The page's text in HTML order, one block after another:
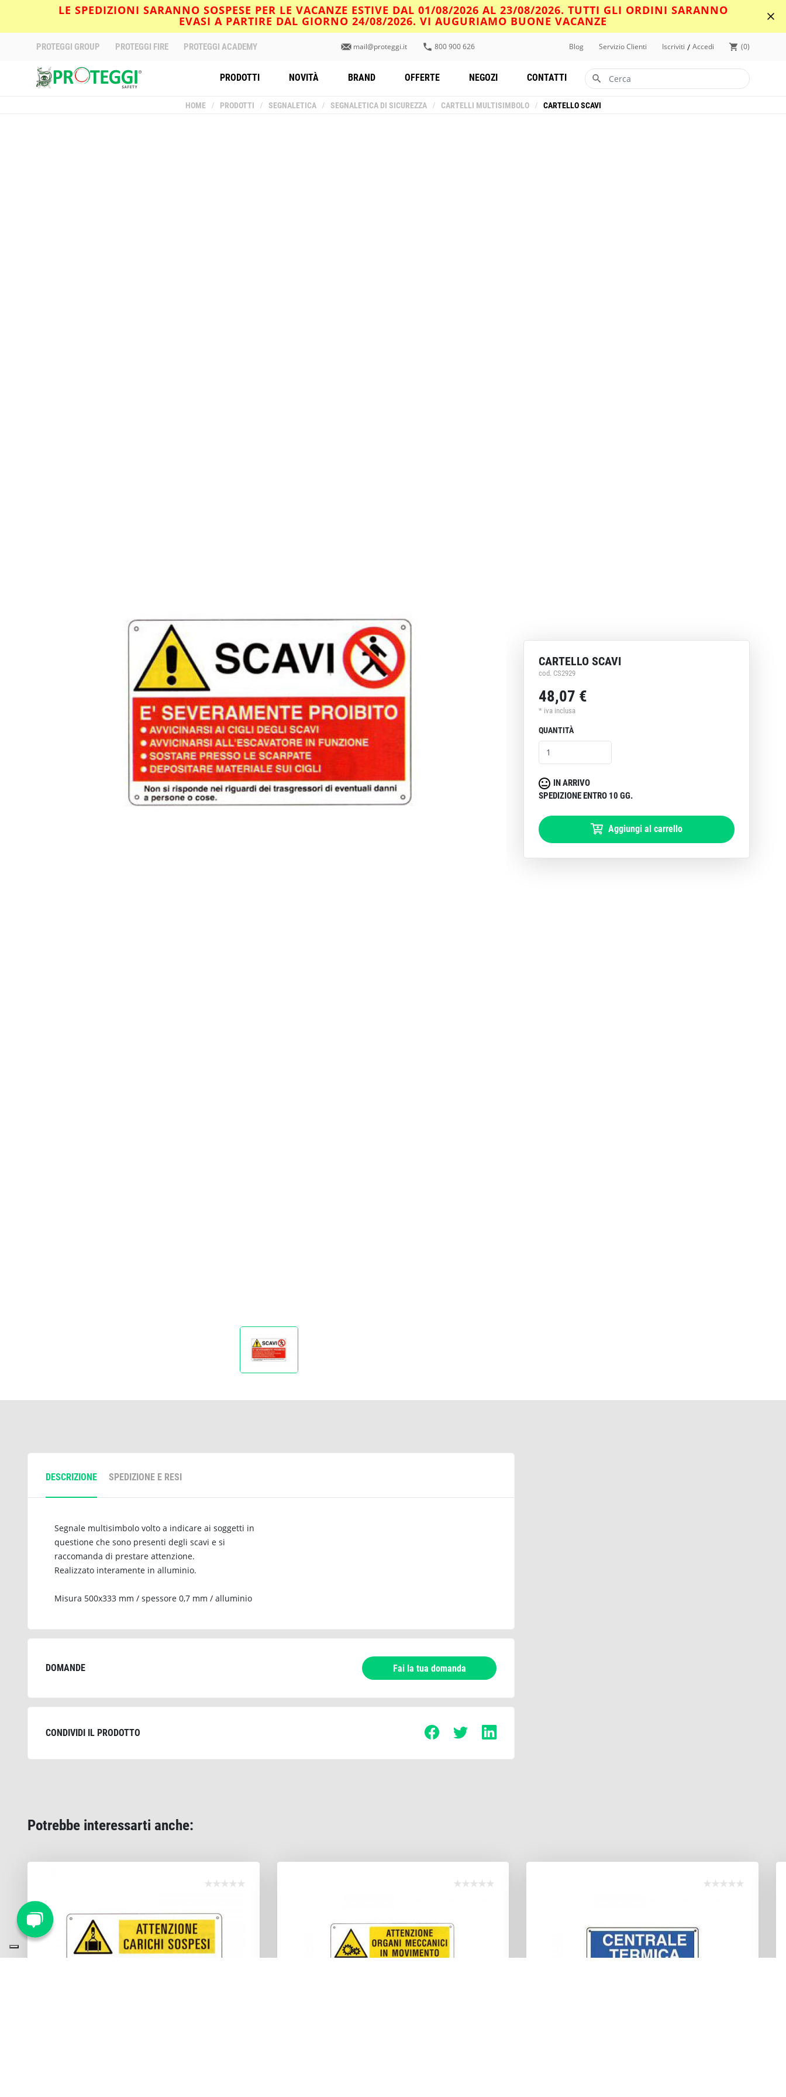
LE SPEDIZIONI SARANNO SOSPESE PER LE VACANZE ESTIVE DAL 01/08/2026 AL 23/08/2026. TUTTI GLI ORDINI SARANNO
EVASI A PARTIRE DAL GIORNO 24/08/2026. VI AUGURIAMO BUONE VACANZE
PROTEGGI GROUP PROTEGGI FIRE PROTEGGI ACADEMY mail@proteggi.it 800 900 626 Blog Servizio Clienti Iscriviti / Accedi 0
PRODOTTI NOVITÀ BRAND OFFERTE NEGOZI CONTATTI
HOME / PRODOTTI / SEGNALETICA / SEGNALETICA DI SICUREZZA / CARTELLI MULTISIMBOLO / CARTELLO SCAVI
DESCRIZIONE SPEDIZIONE E RESI
Segnale multisimbolo volto a indicare ai soggetti in
questione che sono presenti degli scavi e si
raccomanda di prestare attenzione.
Realizzato interamente in alluminio.
Misura 500x333 mm / spessore 0,7 mm / alluminio
DOMANDE Fai la tua domanda
CONDIVIDI IL PRODOTTO
CARTELLO SCAVI
cod. CS2929
48,07 €
* iva inclusa
QUANTITÀ
IN ARRIVO
SPEDIZIONE ENTRO 10 GG.
Aggiungi al carrello
Potrebbe interessarti anche: